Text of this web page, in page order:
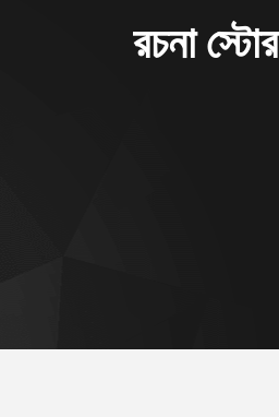
রচনা স্টোর